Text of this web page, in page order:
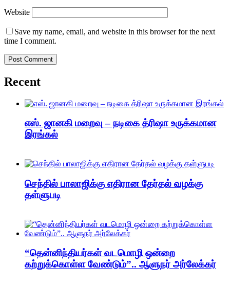
Website
Save my name, email, and website in this browser for the next
time I comment.
Recent
எஸ். ஜானகி மறைவு – நடிகை த்ரிஷா உருக்கமான
இரங்கல்
செந்தில் பாலாஜிக்கு எதிரான தேர்தல் வழக்கு
தள்ளுபடி
“தென்னிந்தியர்கள் வடமொழி ஒன்றை
கற்றுக்கொள்ள வேண்டும்”.. ஆளுநர் அர்லேக்கர்